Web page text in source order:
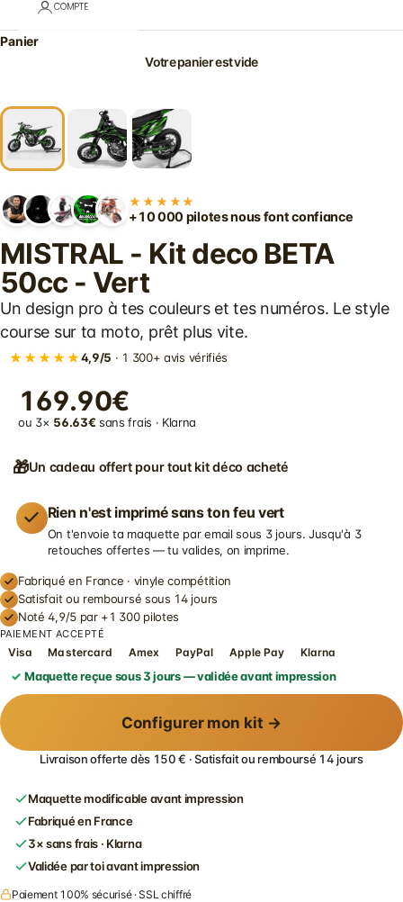
COMPTE
Panier
Votre panier est vide
★★★★★
+10 000 pilotes nous font confiance
MISTRAL - Kit deco BETA
50cc - Vert
Un design pro à tes couleurs et tes numéros. Le style
course sur ta moto, prêt plus vite.
★★★★★4,9/5 · 1 300+ avis vérifiés
169.90€
ou 3× 56.63€ sans frais · Klarna
🎁Un cadeau offert pour tout kit déco acheté
Rien n'est imprimé sans ton feu vert
On t'envoie ta maquette par email sous 3 jours. Jusqu'à 3
retouches offertes — tu valides, on imprime.
Fabriqué en France · vinyle compétition
Satisfait ou remboursé sous 14 jours
Noté 4,9/5 par +1 300 pilotes
PAIEMENT ACCEPTÉ
Visa Mastercard Amex PayPal Apple Pay Klarna
Maquette reçue sous 3 jours — validée avant impression
Configurer mon kit →
Livraison offerte dès 150 € · Satisfait ou remboursé 14 jours
Maquette modificable avant impression
Fabriqué en France
3× sans frais · Klarna
Validée par toi avant impression
Paiement 100% sécurisé · SSL chiffré